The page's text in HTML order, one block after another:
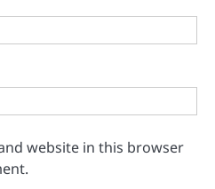
website in this browser